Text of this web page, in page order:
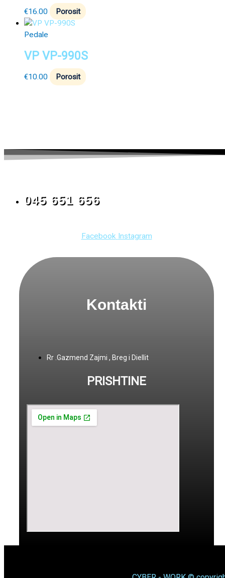
€16.00 Porosit
Pedale
VP VP-990S
€10.00 Porosit
045 651 656
Facebook Instagram
Kontakti
Rr .Gazmend Zajmi , Breg i Diellit
PRISHTINE